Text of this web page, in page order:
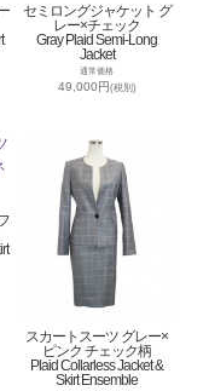
セミロングジャケット グ
レー×チェック
Gray Plaid Semi-Long
Jacket
通常価格
49,000円(税別)
スカートスーツ グレー×
ピンク チェック柄
Plaid Collarless Jacket &
Skirt Ensemble